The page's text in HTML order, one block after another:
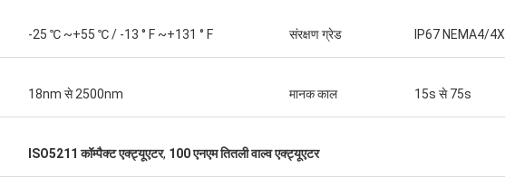
मिडिया समूह - चीन
-25 ℃ ~+55 ℃ / -13 ° F ~+131 ° F संरक्षण ग्रेड IP67 NEMA4/4X
18nm से 2500nm मानक काल 15s से 75s
ISO5211 कॉम्पैक्ट एक्ट्यूएटर, 100 एनएम तितली वाल्व एक्ट्यूएटर